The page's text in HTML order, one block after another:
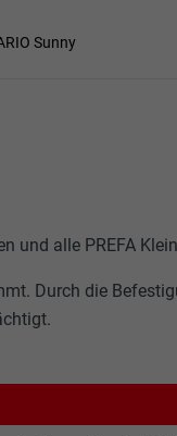
Sunny
und alle PREFA
Durch die